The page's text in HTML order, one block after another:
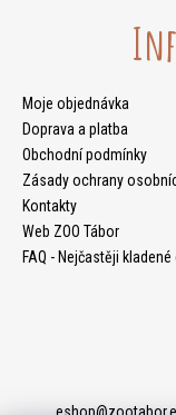
ÁMoje objednávka
Doprava a platba
Obchodní podmínky
Zásady ochrany
Kontakty
Web ZOO Tábor
FAQ - Nejčastěji
eshop@